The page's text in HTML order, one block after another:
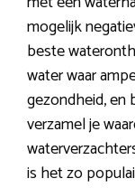
mogelijk
beste
water waar
gezondheid, en
verzamel je
is het zo